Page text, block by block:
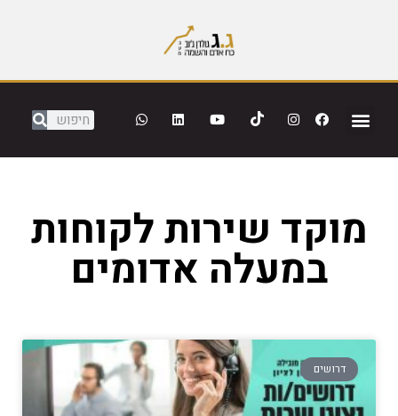
מוקד שירות לקוחות
במעלה אדומים
דרושים